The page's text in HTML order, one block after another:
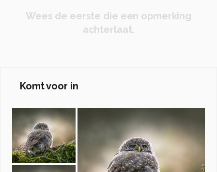
Wees de eerste die een opmerking
achterlaat.
Komt voor in